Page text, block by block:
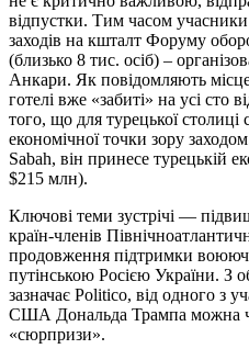
відпустки. Тим часом
заходів на кшталт Форуму
(близько 8 тис. осіб) –
Анкари. Як повідомляють
готелі вже «забиті» на усі сто
того, що для турецької столиці
економічної точки зору
Sabah, він принесе турецькій
$215 млн).
Ключові теми зустрічі —
країн-членів
продовження підтримки
путінською Росією України. З
зазначає Politico, від одного з
США Дональда Трампа можна
«сюрпризи».